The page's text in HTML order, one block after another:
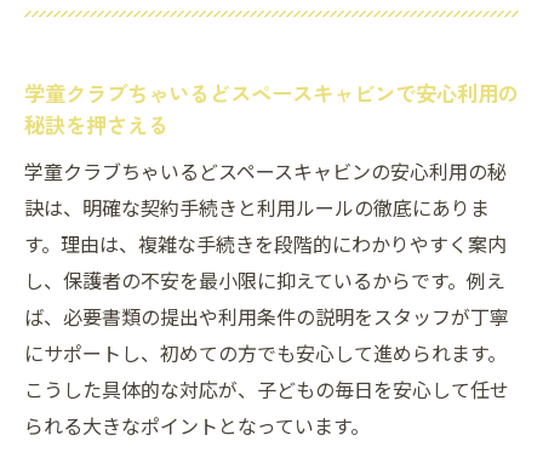
学童クラブちゃいるどスペースキャビンで安心利用の
秘訣を押さえる
学童クラブちゃいるどスペースキャビンの安心利用の秘
訣は、明確な契約手続きと利用ルールの徹底にありま
す。理由は、複雑な手続きを段階的にわかりやすく案内
し、保護者の不安を最小限に抑えているからです。例え
ば、必要書類の提出や利用条件の説明をスタッフが丁寧
にサポートし、初めての方でも安心して進められます。
こうした具体的な対応が、子どもの毎日を安心して任せ
られる大きなポイントとなっています。